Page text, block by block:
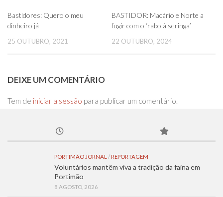
Bastidores: Quero o meu
dinheiro já
25 OUTUBRO, 2021
BASTIDOR: Macário e Norte a
fugir com o ‘rabo à seringa’
22 OUTUBRO, 2024
DEIXE UM COMENTÁRIO
Tem de iniciar a sessão para publicar um comentário.
PORTIMÃO JORNAL / REPORTAGEM
Voluntários mantêm viva a tradição da faina em
Portimão
8 AGOSTO, 2026